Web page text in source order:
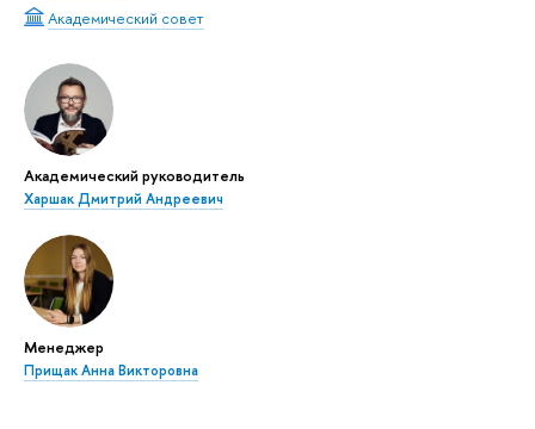
Академический совет
Академический руководитель
Харшак Дмитрий Андреевич
Менеджер
Прищак Анна Викторовна